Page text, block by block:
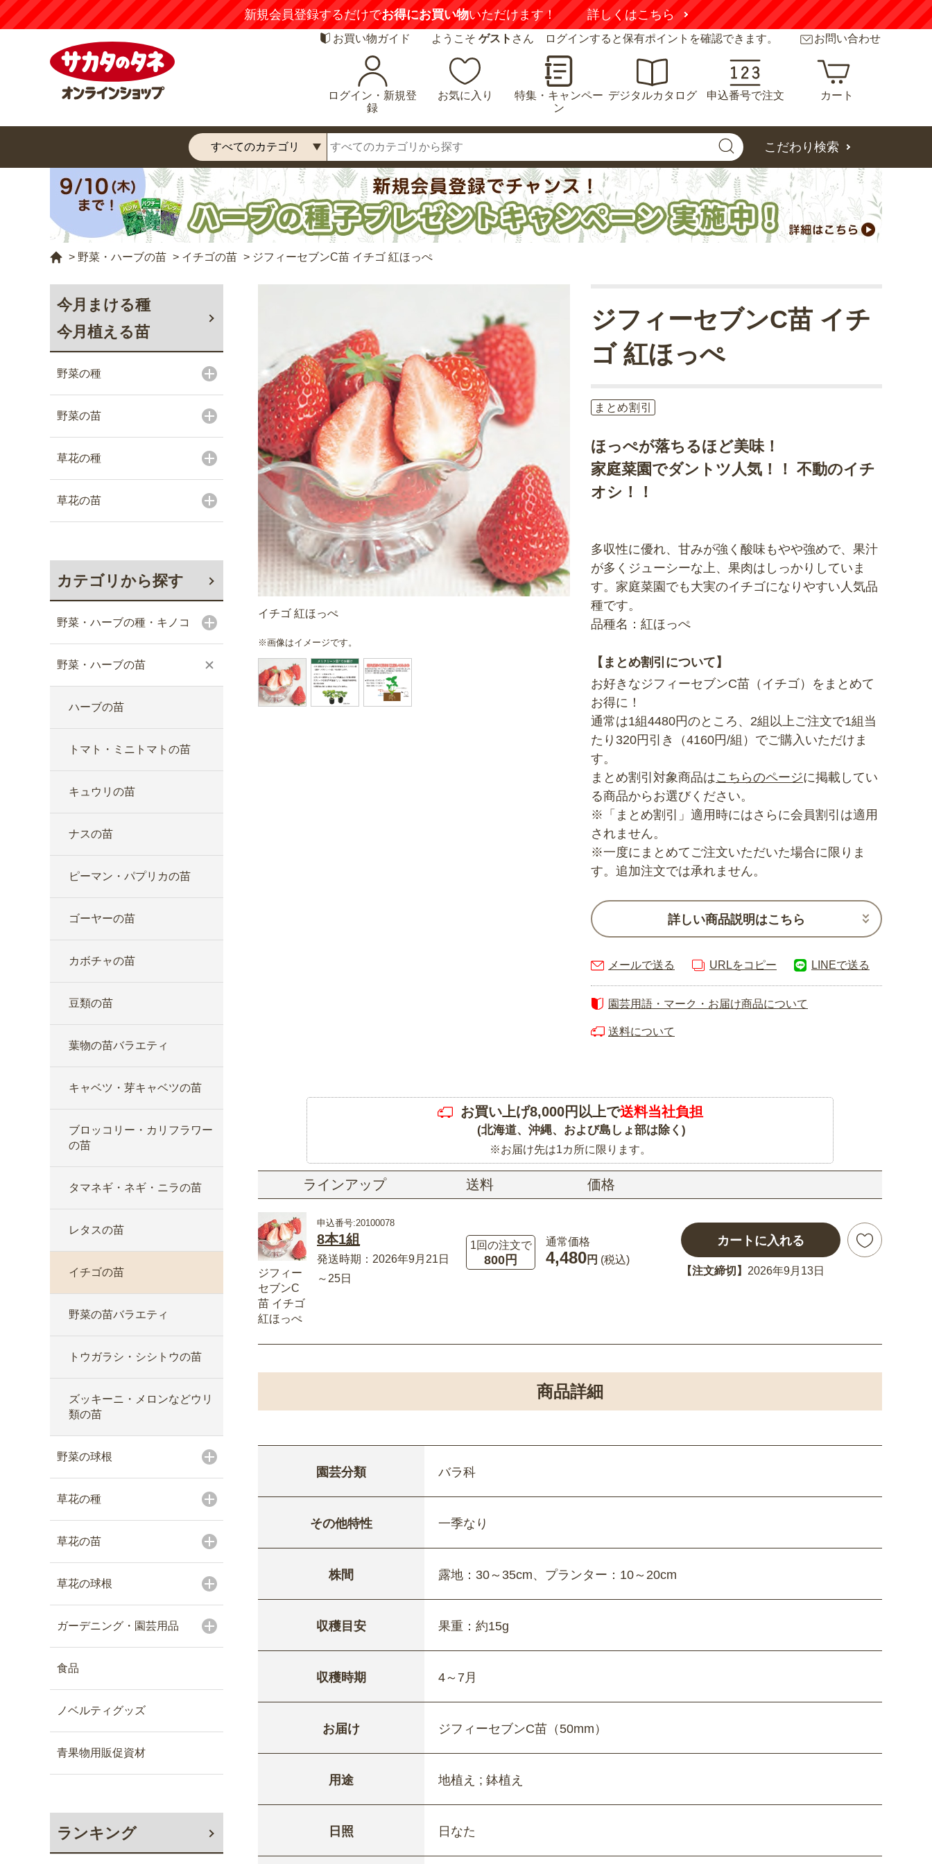
新規会員登録するだけでお得にお買い物いただけます！ 詳しくはこちら
お買い物ガイド ようこそ ゲスト さん ログインすると保有ポイントを確認できます。 お問い合わせ
ログイン・新規登
録
お気に入り
特集・キャンペー
ン
デジタルカタログ 申込番号で注文 カート
こだわり検索
> 野菜・ハーブの苗 > イチゴの苗 > ジフィーセブンC苗 イチゴ 紅ほっぺ
今月まける種
今月植える苗
野菜の種
野菜の苗
草花の種
草花の苗
カテゴリから探す
野菜・ハーブの種・キノコ
野菜・ハーブの苗
ハーブの苗
トマト・ミニトマトの苗
キュウリの苗
ナスの苗
ピーマン・パプリカの苗
ゴーヤーの苗
カボチャの苗
豆類の苗
葉物の苗バラエティ
キャベツ・芽キャベツの苗
ブロッコリー・カリフラワー
の苗
タマネギ・ネギ・ニラの苗
レタスの苗
イチゴの苗
野菜の苗バラエティ
トウガラシ・シシトウの苗
ズッキーニ・メロンなどウリ
類の苗
野菜の球根
草花の種
草花の苗
草花の球根
ガーデニング・園芸用品
食品
ノベルティグッズ
青果物用販促資材
ランキング
イチゴ 紅ほっぺ
※画像はイメージです。
まとめ割引
ほっぺが落ちるほど美味！
家庭菜園でダントツ人気！！ 不動のイチ
オシ！！
ジフィーセブンC苗 イチ
ゴ 紅ほっぺ
多収性に優れ、甘みが強く酸味もやや強めで、果汁
が多くジューシーな上、果肉はしっかりしていま
す。家庭菜園でも大実のイチゴになりやすい人気品
種です。
品種名：紅ほっぺ
【まとめ割引について】
お好きなジフィーセブンC苗（イチゴ）をまとめて
お得に！
通常は1組4480円のところ、2組以上ご注文で1組当
たり320円引き（4160円/組）でご購入いただけま
す。
まとめ割引対象商品はこちらのページに掲載してい
る商品からお選びください。
※「まとめ割引」適用時にはさらに会員割引は適用
されません。
※一度にまとめてご注文いただいた場合に限りま
す。追加注文では承れません。
詳しい商品説明はこちら
メールで送る URLをコピー LINEで送る
園芸用語・マーク・お届け商品について
送料について
お買い上げ8,000円以上で送料当社負担
(北海道、沖縄、および島しょ部は除く)
※お届け先は1カ所に限ります。
ラインアップ 送料 価格
ジフィー
セブンC
苗 イチゴ
紅ほっぺ
申込番号:20100078
8本1組
発送時期：2026年9月21日
～25日
1回の注文で
800円
通常価格
4,480円 (税込)
カートに入れる
【注文締切】 2026年9月13日
商品詳細
園芸分類 バラ科
その他特性 一季なり
株間 露地：30～35cm、プランター：10～20cm
収穫目安 果重：約15g
収穫時期 4～7月
お届け ジフィーセブンC苗（50mm）
用途 地植え ; 鉢植え
日照 日なた